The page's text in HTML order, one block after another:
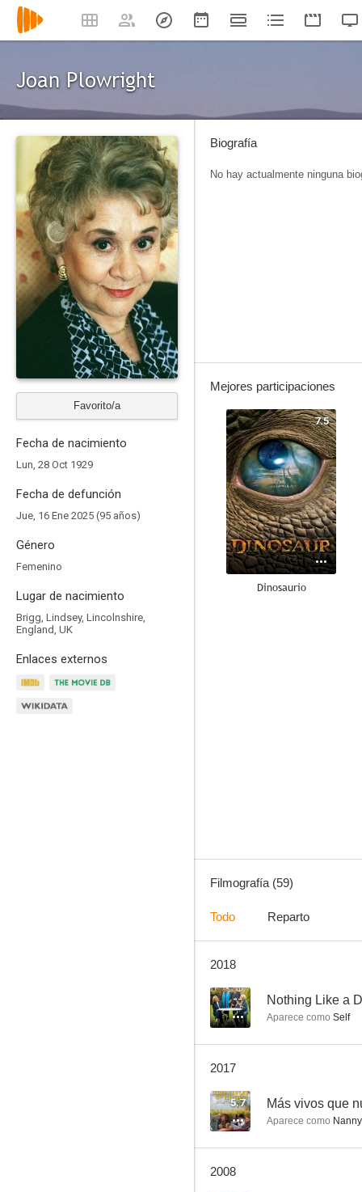
Joan Plowright
Favorito/a
Fecha de nacimiento
Lun, 28 Oct 1929
Fecha de defunción
Jue, 16 Ene 2025 (95 años)
Género
Femenino
Lugar de nacimiento
Brigg, Lindsey, Lincolnshire,
England, UK
Enlaces externos
Biografía
No hay actualmente ninguna
Mejores participaciones
7.5
Dinosaurio
8.6
Filmografía (59)
Todo Reparto
2018
-- Nothing Like a
Aparece como Self
2017
5.7 Más vivos que
Aparece como Nanny
2008